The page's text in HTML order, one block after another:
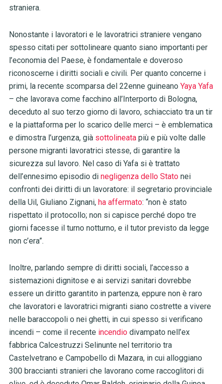
straniera.
Nonostante i lavoratori e le lavoratrici straniere vengano
spesso citati per sottolineare quanto siano importanti per
l’economia del Paese, è fondamentale e doveroso
riconoscerne i diritti sociali e civili. Per quanto concerne i
primi, la recente scomparsa del 22enne guineano Yaya Yafa
– che lavorava come facchino all’Interporto di Bologna,
deceduto al suo terzo giorno di lavoro, schiacciato tra un tir
e la piattaforma per lo scarico delle merci – è emblematica
e dimostra l’urgenza, già sottolineatapiù e più volte dalle
persone migranti lavoratrici stesse, di garantire la
sicurezza sul lavoro. Nel caso di Yafa si è trattato
dell’ennesimo episodio di negligenza dello Statonei
confronti dei diritti di un lavoratore: il segretario provinciale
della Uil, Giuliano Zignani, ha affermato: “non è stato
rispettato il protocollo; non si capisce perché dopo tre
giorni facesse il turno notturno, e il tutor previsto da legge
non c’era”.
Inoltre, parlando sempre di diritti sociali, l’accesso a
sistemazioni dignitose e ai servizisanitari dovrebbe
essere un diritto garantito in partenza, eppure non è raro
che lavoratori e lavoratrici migranti siano costrette a vivere
nelle baraccopoli o nei ghetti, in cui spesso si verificano
incendi – come il recente incendiodivampato nell’ex
fabbrica Calcestruzzi Selinunte nel territorio tra
Castelvetrano e Campobello di Mazara, in cui alloggiano
300 braccianti stranieri che lavorano come raccoglitori di